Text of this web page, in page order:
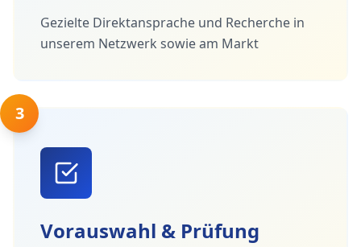
Gezielte Direktansprache und Recherche in
unserem Netzwerk sowie am Markt
3
Vorauswahl & Prüfung